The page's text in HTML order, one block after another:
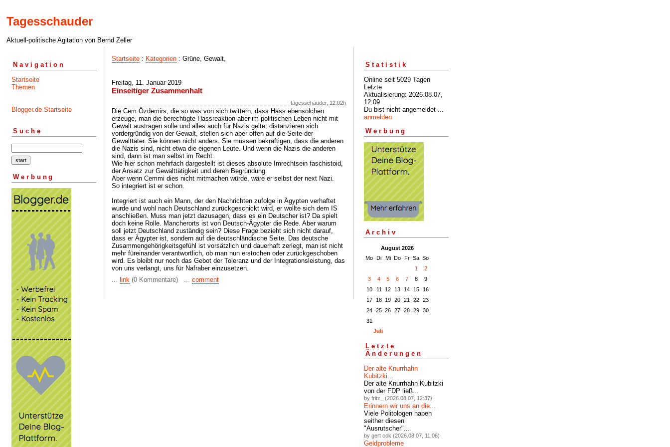
Tagesschauder
Aktuell-politische Agitation von Bernd Zeller
Navigation
Startseite
Themen
Blogger.de Startseite
Suche
Werbung
Startseite : Kategorien : Grüne, Gewalt,
Freitag, 11. Januar 2019
Einseitiger Zusammenhalt
tagesschauder, 12:02h
Die Cem Özdemirs, die so was von sich twittern, dass Hass ebensolchen
erzeuge, man die berechtigte Hassreaktion aber im politischen Leben nicht mit
Gewalt austragen solle und alles auch für Nazis gelte, distanzieren sich
vordergründig von der Gewalt, stellen sich aber offen auf die Seite der
Gewalttäter. Sie können nicht anders. Sie müssen bekräftigen, dass die anderen
die Nazis sind, nicht etwa die eigenen Leute. Und wenn die Nazis die anderen
sind, dann ist man selbst im Recht.
Wie hier schon mehrfach dargestellt ist dieses absolute Imrechtsein faschistoid,
der Ansatz zur Gewalttätigkeit und deren Begründung.
Aber wenn Cemmi dies nicht mitmachen würde, wäre er selbst der next Nazi.
So integriert ist er schon.
Integriert ist auch ein Mann, der den Nachrichten zufolge in Ägypten verhaftet
wurde und wohl nach Deutschland zurückgeschickt wird, er wollte sich dem IS
anschließen. Muss man jetzt dazusagen, dass es ein Deutscher ist? Da spielt
doch keine Rolle. Mancherorts ist von Deutsch-Ägypter die Rede. Aber warum
soll jetzt Deutschland zuständig sein? Diese Frage bezieht sich nicht darauf,
dass er Ägypter ist, sondern auf die deutschländische Seite. Das deutsche
Zusammengehörigkeitsgefühl ist vorsätzlich und dauerhaft zerlegt, man ist nicht
mehr füreinander verantwortlich, ob man nun erstochen oder zurückgeschoben
wird. Es bleibt nur noch das Gebot der Toleranz und der Integrationsleistung, das
von uns verlangt, uns für Nafraber einzusetzen.
... link (0 Kommentare) ... comment
Statistik
Online seit 5029 Tagen
Letzte
Aktualisierung: 2026.08.07,
12:09
Du bist nicht angemeldet ...
anmelden
Werbung
Archiv
August 2026
Mo Di Mi Do Fr Sa So
1
2
3
4 5 6 7 8
9
10
11 12 13 14 15
16
17
18 19 20 21 22
23
24
25 26 27 28 29
30
31
Juli
Letzte
Änderungen
Der alte Knurrhahn
Kubitzki...
Der alte Knurrhahn Kubitzki
von der FDP ließ...
by fritz_ (2026.08.07, 12:37)
Erinnern wir uns an die...
Viele Politologen haben
seither diesen
"Ausrutscher"...
by gert cok (2026.08.07, 11:06)
Geldprobleme